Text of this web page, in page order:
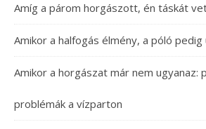
Amíg a párom horgászott, én táskát
Amikor a halfogás élmény, a póló
Amikor a horgászat már nem ugyanaz:
problémák a vízparton